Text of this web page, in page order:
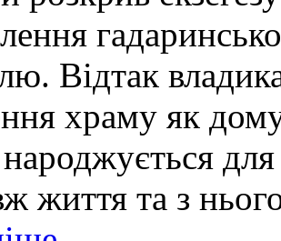
Відтак
храму як
життя та з